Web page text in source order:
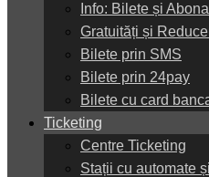
Info: Bilete și
Gratuități și
Bilete prin SMS
Bilete prin 24pay
Bilete cu card
Ticketing
Centre Ticketing
Stații cu automate